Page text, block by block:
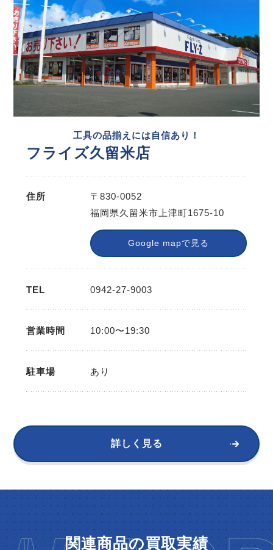
工具の品揃えには自信あり！
フライズ久留米店
住所
〒830-0052
福岡県久留米市上津町1675-10
Google mapで見る
TEL 0942-27-9003
営業時間 10:00〜19:30
駐車場 あり
詳しく見る
関連商品の買取実績